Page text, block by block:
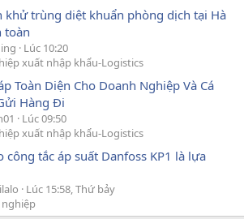
khử trùng diệt khuẩn phòng dịch tại Hà
toàn
Lúc 10:20
xuất nhập khẩu-Logistics
Toàn Diện Cho Doanh Nghiệp Và Cá
Hàng Đi
Lúc 09:50
xuất nhập khẩu-Logistics
công tắc áp suất Danfoss KP1 là lựa
Lúc 15:58, Thứ bảy